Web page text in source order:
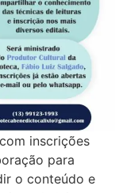
inscrições
para
o conteúdo e